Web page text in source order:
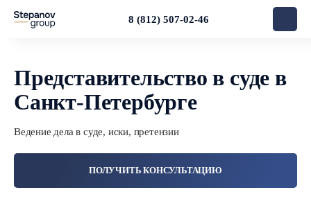
8 (812) 507-02-46
Представительство в суде в
Санкт-Петербурге
Ведение дела в суде, иски, претензии
ПОЛУЧИТЬ КОНСУЛЬТАЦИЮ